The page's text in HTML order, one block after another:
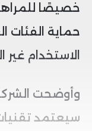
خصيصًا
الاستخدام غير
وأوضحت الشركة
سيعتمد